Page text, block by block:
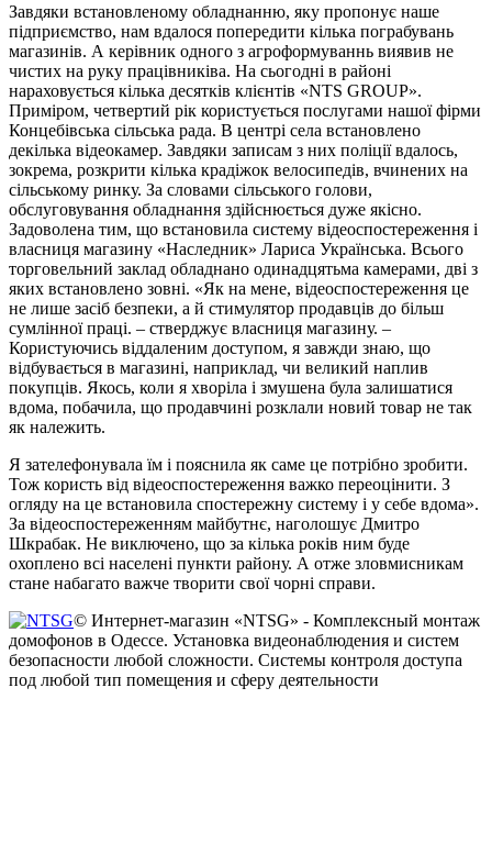
Завдяки встановленому обладнанню, яку пропонує наше
підприємство, нам вдалося попередити кілька пограбувань
магазинів. А керівник одного з агроформуваннь виявив не
чистих на руку працівниківа. На сьогодні в районі
нараховується кілька десятків клієнтів «NTS GROUP».
Приміром, четвертий рік користується послугами нашої фірми
Концебівська сільська рада. В центрі села встановлено
декілька відеокамер. Завдяки записам з них поліції вдалось,
зокрема, розкрити кілька крадіжок велосипедів, вчинених на
сільському ринку. За словами сільського голови,
обслуговування обладнання здійснюється дуже якісно.
Задоволена тим, що встановила систему відеоспостереження і
власниця магазину «Наследник» Лариса Українська. Всього
торговельний заклад обладнано одинадцятьма камерами, дві з
яких встановлено зовні. «Як на мене, відеоспостереження це
не лише засіб безпеки, а й стимулятор продавців до більш
сумлінної праці. – стверджує власниця магазину. –
Користуючись віддаленим доступом, я завжди знаю, що
відбувається в магазині, наприклад, чи великий наплив
покупців. Якось, коли я хворіла і змушена була залишатися
вдома, побачила, що продавчині розклали новий товар не так
як належить.
Я зателефонувала їм і пояснила як саме це потрібно зробити.
Тож користь від відеоспостереження важко переоцінити. З
огляду на це встановила спостережну систему і у себе вдома».
За відеоспостереженням майбутнє, наголошує Дмитро
Шкрабак. Не виключено, що за кілька років ним буде
охоплено всі населені пункти району. А отже зловмисникам
стане набагато важче творити свої чорні справи.
© Интернет-магазин «NTSG» - Комплексный монтаж
домофонов в Одессе. Установка видеонаблюдения и систем
безопасности любой сложности. Системы контроля доступа
под любой тип помещения и сферу деятельности